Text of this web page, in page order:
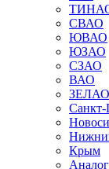
СВАО
ЮВАО
ЮЗАО
СЗАО
ВАО
ЗЕЛАО
Санкт-
Крым